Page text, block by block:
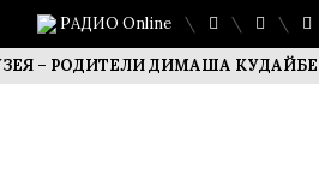
РАДИО Online
ДИМАША КУДАЙБЕРГЕНА